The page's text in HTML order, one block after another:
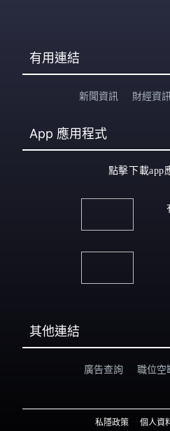
有用連結
新聞資訊 財經資
App 應用程式
點擊下載app
其他連結
廣告查詢 職位空
私隱政策 個人資